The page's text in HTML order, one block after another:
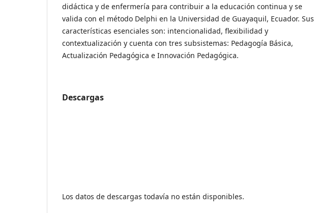
didáctica y de enfermería para contribuir a la educación continua y se
valida con el método Delphi en la Universidad de Guayaquil, Ecuador. Sus
características esenciales son: intencionalidad, flexibilidad y
contextualización y cuenta con tres subsistemas: Pedagogía Básica,
Actualización Pedagógica e Innovación Pedagógica.
Descargas
Los datos de descargas todavía no están disponibles.